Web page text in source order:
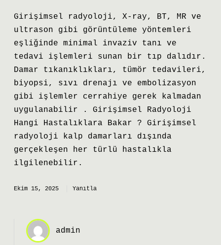
Girişimsel radyoloji, X-ray, BT, MR ve
ultrason gibi görüntüleme yöntemleri
eşliğinde minimal invaziv tanı ve
tedavi işlemleri sunan bir tıp dalıdır.
Damar tıkanıklıkları, tümör tedavileri,
biyopsi, sıvı drenajı ve embolizasyon
gibi işlemler cerrahiye gerek kalmadan
uygulanabilir . Girişimsel Radyoloji
Hangi Hastalıklara Bakar ? Girişimsel
radyoloji kalp damarları dışında
gerçekleşen her türlü hastalıkla
ilgilenebilir.
Ekim 15, 2025 Yanıtla
admin